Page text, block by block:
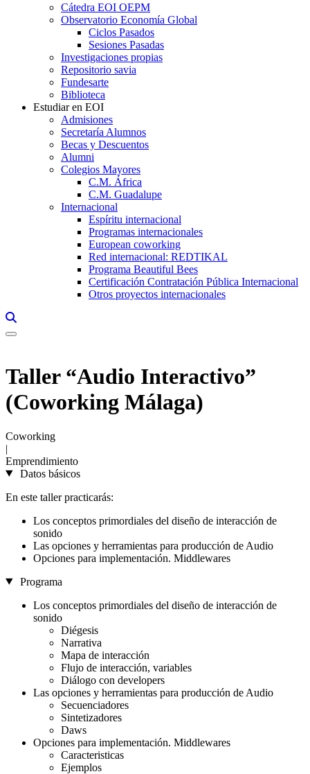
Cátedra EOI OEPM
Observatorio Economía Global
Ciclos Pasados
Sesiones Pasadas
Investigaciones propias
Repositorio savia
Fundesarte
Biblioteca
Estudiar en EOI
Admisiones
Secretaría Alumnos
Becas y Descuentos
Alumni
Colegios Mayores
C.M. África
C.M. Guadalupe
Internacional
Espíritu internacional
Programas internacionales
European coworking
Red internacional: REDTIKAL
Programa Beautiful Bees
Certificación Contratación Pública Internacional
Otros proyectos internacionales
Taller “Audio Interactivo”
(Coworking Málaga)
Coworking
|
Emprendimiento
Datos básicos
En este taller practicarás:
Los conceptos primordiales del diseño de interacción de
sonido
Las opciones y herramientas para producción de Audio
Opciones para implementación. Middlewares
Programa
Los conceptos primordiales del diseño de interacción de
sonido
Diégesis
Narrativa
Mapa de interacción
Flujo de interacción, variables
Diálogo con developers
Las opciones y herramientas para producción de Audio
Secuenciadores
Sintetizadores
Daws
Opciones para implementación. Middlewares
Caracteristicas
Ejemplos